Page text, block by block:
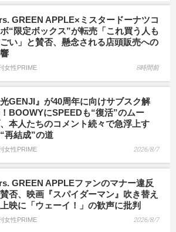
GREEN APPLE×ミスタードーナツコ
“限定ボックス”が転売「これ買う人も
い」と賛否、懸念される店頭販売への
女性PRIME 8時間前
光GENJI』が40周年に向けサブスク解
BOOWYにSPEEDも“復活”のムー
本人たちのコメント続々で急浮上す
再結成”の道
女性PRIME 2026/8/7
GREEN APPLEファンのマナー違反
否、映画『スパイダーマン』吹き替え
映に「ウェーイ！」の歓声に批判
女性PRIME 2026/8/7